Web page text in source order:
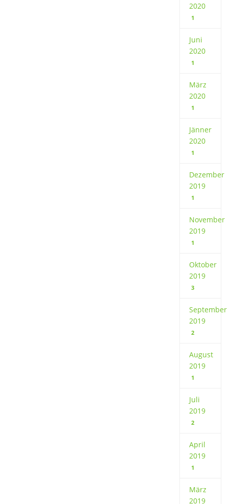
2020
1
Juni
2020
1
März
2020
1
Jänner
2020
1
Dezember
2019
1
November
2019
1
Oktober
2019
3
September
2019
2
August
2019
1
Juli
2019
2
April
2019
1
März
2019